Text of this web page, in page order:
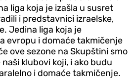
liga koja je izašla u susret
i predstavnici izraelske,
Jedina liga koja je
evropu i domaće takmičenje
ove sezone na Skupštini smo
klubovi koji, i ako budu
i domaće takmičenje.